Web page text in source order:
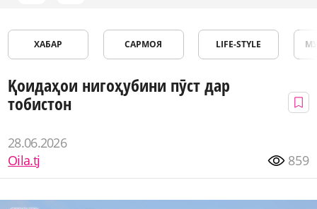
ХАБАР САРМОЯ LIFE-STYLE
Қоидаҳои нигоҳубини пӯст дар
тобистон
28.06.2026
Oila.tj
859